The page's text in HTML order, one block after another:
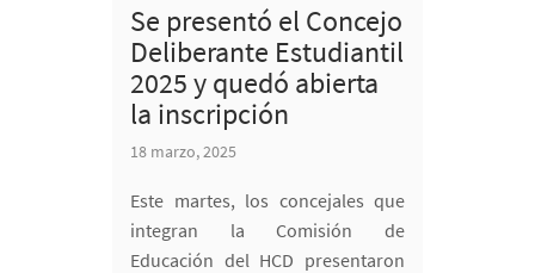
Se presentó el Concejo
Deliberante Estudiantil
2025 y quedó abierta
la inscripción
18 marzo, 2025
Este martes, los concejales que
integran la Comisión de
Educación del HCD presentaron